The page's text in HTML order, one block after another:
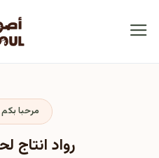
مرحبا
رواد انتاج